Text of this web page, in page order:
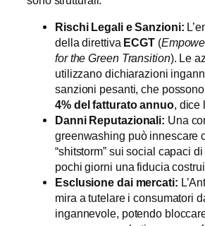
Rischi Legali e Sanzioni:
della direttiva ECGT (
for the Green Transition). Le
utilizzano dichiarazioni
sanzioni pesanti, che
4% del fatturato annuo, dice
Danni Reputazionali: Una
greenwashing può innescare
“shitstorm” sui social capaci
pochi giorni una fiducia
Esclusione dai mercati:
mira a tutelare i consumatori
ingannevole, potendo